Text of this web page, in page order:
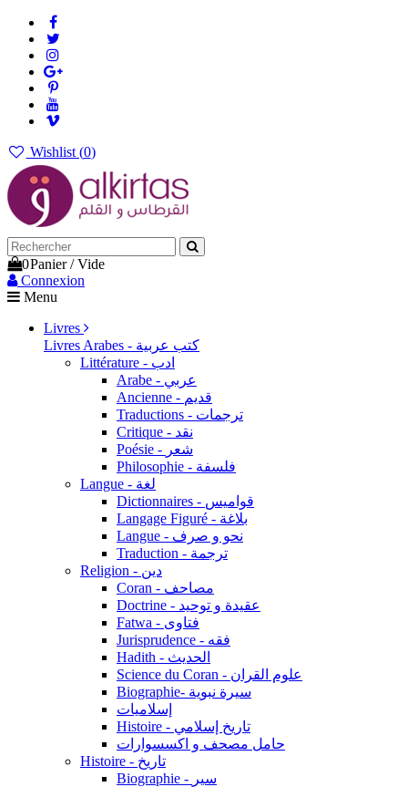
Wishlist (0)
0Panier /Vide
Connexion
Menu
Livres
Livres Arabes - كتب عربية
Littérature - ادب
Arabe - عربي
Ancienne - قديم
Traductions - ترجمات
Critique - نقد
Poésie - شعر
Philosophie - فلسفة
Langue - لغة
Dictionnaires - قواميس
Langage Figuré - بلاغة
Langue - نحو و صرف
Traduction - ترجمة
Religion - دين
Coran - مصاحف
Doctrine - عقيدة و توحيد
Fatwa - فتاوى
Jurisprudence - فقه
Hadith - الحديث
Science du Coran - علوم القران
Biographie- سيرة نبوية
إسلاميات
Histoire - تاريخ إسلامي
حامل مصحف و اكسسوارات
Histoire - تاريخ
Biographie - سير